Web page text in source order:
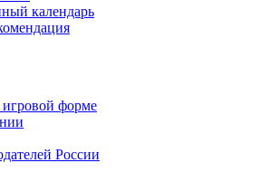
календарь
форме
России